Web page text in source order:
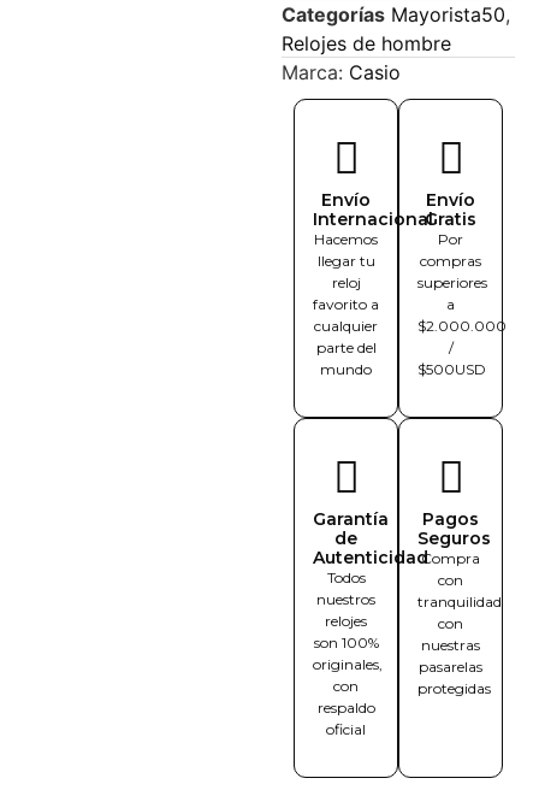
Categorías Mayorista50,
Relojes de hombre
Marca: Casio
Envío
Internacional
Hacemos
llegar tu
reloj
favorito a
cualquier
parte del
mundo
Envío
Gratis
Por
compras
superiores
a
$2.000.000
/
$500USD
Garantía
de
Autenticidad
Todos
nuestros
relojes
son 100%
originales,
con
respaldo
oficial
Pagos
Seguros
Compra
con
tranquilidad
con
nuestras
pasarelas
protegidas